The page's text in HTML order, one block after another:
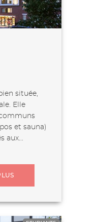
située,
Elle
et sauna)
aux...